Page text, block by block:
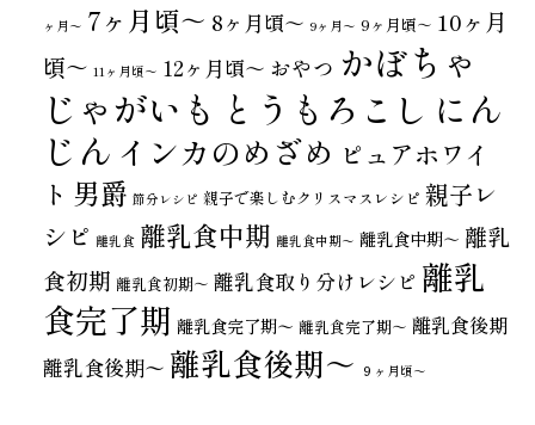
ヶ月〜 7ヶ月頃～ 8ヶ月頃～ 9ヶ月〜 9ヶ月頃～ 10ヶ月
頃～ 11ヶ月頃～ 12ヶ月頃～ おやつ かぼちゃ
じゃがいも とうもろこし にん
じん インカのめざめ ピュアホワイ
ト 男爵 節分レシピ 親子で楽しむクリスマスレシピ 親子レ
シピ 離乳食 離乳食中期 離乳食中期〜 離乳食中期～ 離乳
食初期 離乳食初期～ 離乳食取り分けレシピ 離乳
食完了期 離乳食完了期〜 離乳食完了期～ 離乳食後期
離乳食後期〜 離乳食後期～ ９ヶ月頃～